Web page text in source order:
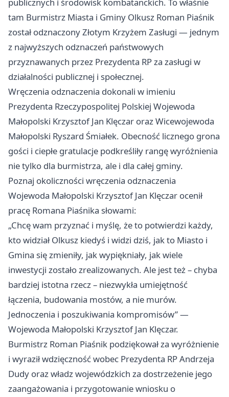
publicznych i środowisk kombatanckich. To właśnie
tam Burmistrz Miasta i Gminy Olkusz Roman Piaśnik
został odznaczony Złotym Krzyżem Zasługi — jednym
z najwyższych odznaczeń państwowych
przyznawanych przez Prezydenta RP za zasługi w
działalności publicznej i społecznej.
Wręczenia odznaczenia dokonali w imieniu
Prezydenta Rzeczypospolitej Polskiej Wojewoda
Małopolski Krzysztof Jan Klęczar oraz Wicewojewoda
Małopolski Ryszard Śmiałek. Obecność licznego grona
gości i ciepłe gratulacje podkreśliły rangę wyróżnienia
nie tylko dla burmistrza, ale i dla całej gminy.
Poznaj okoliczności wręczenia odznaczenia
Wojewoda Małopolski Krzysztof Jan Klęczar ocenił
pracę Romana Piaśnika słowami:
„Chcę wam przyznać i myślę, że to potwierdzi każdy,
kto widział Olkusz kiedyś i widzi dziś, jak to Miasto i
Gmina się zmieniły, jak wypiękniały, jak wiele
inwestycji zostało zrealizowanych. Ale jest też – chyba
bardziej istotna rzecz – niezwykła umiejętność
łączenia, budowania mostów, a nie murów.
Jednoczenia i poszukiwania kompromisów” —
Wojewoda Małopolski Krzysztof Jan Klęczar.
Burmistrz Roman Piaśnik podziękował za wyróżnienie
i wyraził wdzięczność wobec Prezydenta RP Andrzeja
Dudy oraz władz wojewódzkich za dostrzeżenie jego
zaangażowania i przygotowanie wniosku o